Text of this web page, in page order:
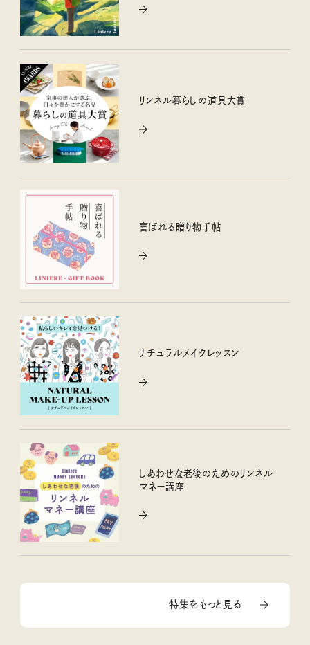
リンネル暮らしの道具大賞
喜ばれる贈り物手帖
ナチュラルメイクレッスン
しあわせな老後のためのリンネル
マネー講座
特集をもっと見る